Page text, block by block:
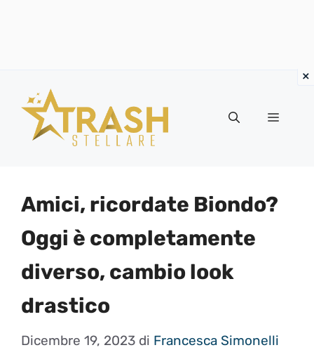
contenuto
Menu
Amici, ricordate Biondo?
Oggi è completamente
diverso, cambio look
drastico
Dicembre 19, 2023 di Francesca Simonelli